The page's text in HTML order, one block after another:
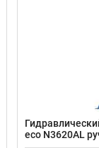
eco N3620AL